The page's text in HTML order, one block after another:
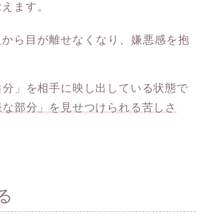
ます。
ら目が離せなくなり、嫌悪感を抱
」を相手に映し出している状態で
部分」を見せつけられる苦しさ